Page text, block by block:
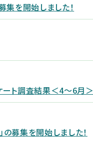
集を開始しました！
ート調査結果＜4～6月＞
募集を開始しました！